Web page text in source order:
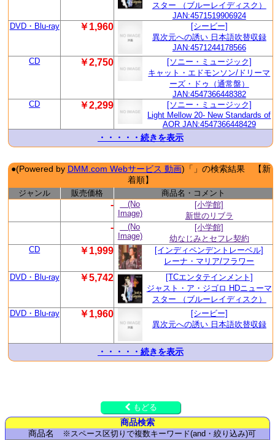
商品検索
商品名
※スペース区切りで複数キーワード(and・絞り込み)可
スター （ブルーレイディスク）
JAN:4571519906924
DVD・Blu-ray
￥1,960
[シービー]
異次元への誘い 日本語吹替収録
JAN:4571244178566
CD
￥2,750
[ソニー・ミュージック]
キャット・エドモンソン/ドリーマ
ーズ・ドゥ（通常盤）
JAN:4547366448382
CD
￥2,299
[ソニー・ミュージック]
Light Mellow 20- New Standards of
AOR JAN:4547366448429
・・・・・続きを表示
●(Powered by DMM.com Webサービス 動画)「」の検索結果 【新
着順】
ジャンル 販売価格 商品名・コメント
-
(No
Image)
[小学館]
新世のリブラ
-
(No
Image)
[小学館]
幼なじみとセフレ契約
CD
￥1,999
[インディペンデントレーベル]
レーナ・マリア/フラワー
DVD・Blu-ray
￥5,742
[TCエンタテインメント]
ジャスト・ア・ジゴロ HDニューマ
スター （ブルーレイディスク）
DVD・Blu-ray
￥1,960
[シービー]
異次元への誘い 日本語吹替収録
・・・・・続きを表示
もどる